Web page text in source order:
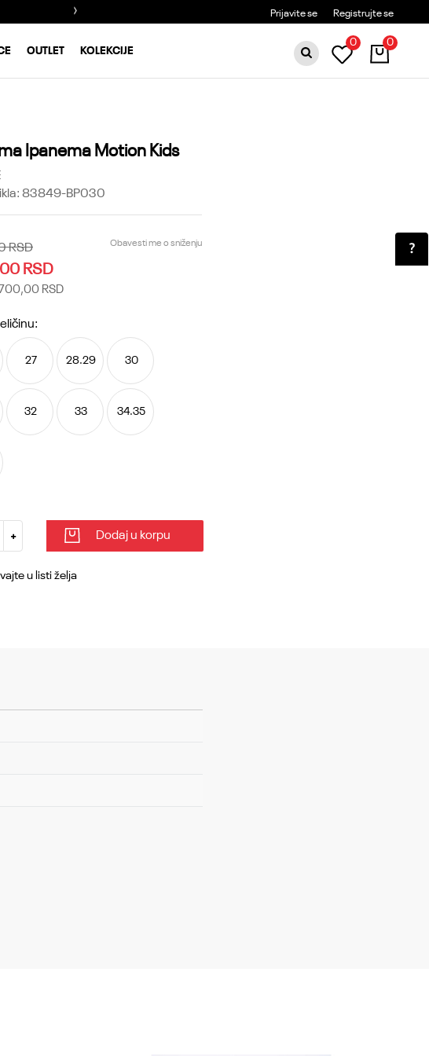
BESPLATNA DOSTAVA ZA PORUDŽBINE PREKO 6000RSD
Prijavite se Registrujte se
OUTLET KOLEKCIJE 0
0
Ipanema Motion Kids
83849-BP030
RSD
RSD
RSD
Obavesti me o sniženju
27 28.29 30
32 33 34.35
Dodaj u korpu
u listi želja